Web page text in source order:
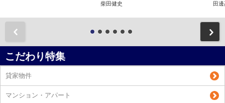
柴田健史 田
こだわり特集
貸家物件
マンション・アパート